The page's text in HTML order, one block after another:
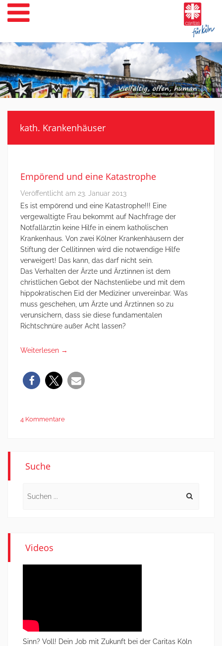
Weiter
zum
Inhalt
kath. Krankenhäuser
Empörend und eine Katastrophe
Veröffentlicht am 23. Januar 2013
Es ist empörend und eine Katastrophe!!! Eine
vergewaltigte Frau bekommt auf Nachfrage der
Notfallärztin keine Hilfe in einem katholischen
Krankenhaus. Von zwei Kölner Krankenhäusern der
Stiftung der Cellitinnen wird die notwendige Hilfe
verweigert! Das kann, das darf nicht sein.
Das Verhalten der Ärzte und Ärztinnen ist dem
christlichen Gebot der Nächstenliebe und mit dem
hippokratischen Eid der Mediziner unvereinbar. Was
muss geschehen, um Ärzte und Ärztinnen so zu
verunsichern, dass sie diese fundamentalen
Richtschnüre außer Acht lassen?
Weiterlesen →
4 Kommentare
Suche
Videos
Sinn? Voll! Dein Job mit Zukunft bei der Caritas Köln